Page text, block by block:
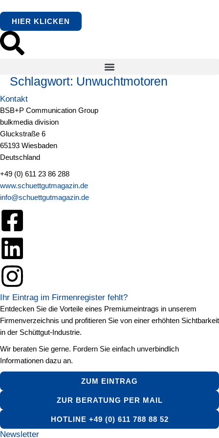
springen
HIER KLICKEN
Schlagwort: Unwuchtmotoren
Kontakt
BSB+P Communication Group
bulkmedia division
Gluckstraße 6
65193 Wiesbaden
Deutschland
+49 (0) 611 23 86 288
www.schuettgutmagazin.de
info@schuettgutmagazin.de
Ihr Eintrag im Firmenregister fehlt?
Entdecken Sie die Vorteile eines Premiumeintrags in unserem
Firmenverzeichnis und profitieren Sie von einer erhöhten Sichtbarkeit
in der Schüttgut-Industrie.
Wir beraten Sie gerne. Fordern Sie einfach unverbindlich
Informationen dazu an.
ZUM EINTRAG
ZUR BERATUNG PER MAIL
HOTLINE +49 (0) 611 788 88 52
Newsletter